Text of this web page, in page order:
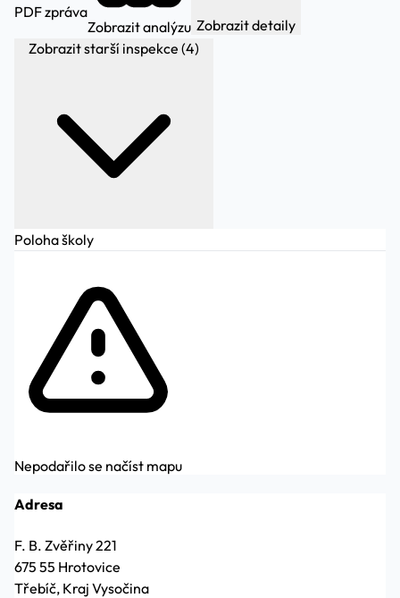
PDF zpráva
Zobrazit analýzu Zobrazit detaily
Zobrazit starší inspekce (4)
Poloha školy
Nepodařilo se načíst mapu
Adresa
F. B. Zvěřiny 221
675 55 Hrotovice
Třebíč, Kraj Vysočina